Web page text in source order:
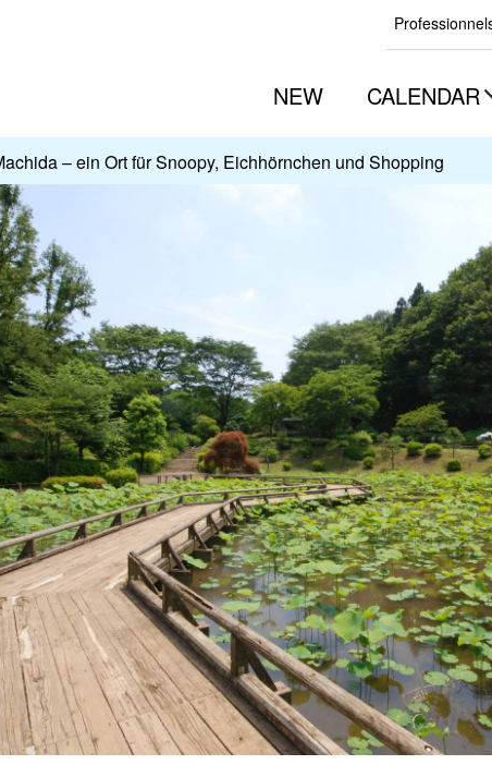
NEW CALENDAR
– ein Ort für Snoopy, Eichhörnchen und Shopping